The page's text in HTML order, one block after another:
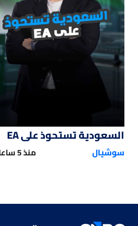
01:12
السعودية تستحوذ على EA
سوشيال منذ 5 ساعات